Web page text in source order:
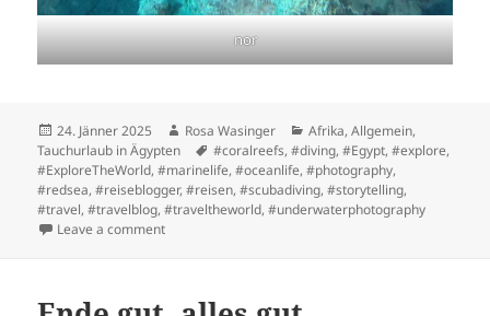
nor
Posted
on
24. Jänner 2025 Author
Rosa Wasinger Categories
Afrika,Allgemein,
Tauchurlaub in Ägypten
Tags
#coralreefs,#diving,#Egypt,#explore,
#ExploreTheWorld,#marinelife,#oceanlife,#photography,
#redsea,#reiseblogger,#reisen,#scubadiving,#storytelling,
#travel,#travelblog,#traveltheworld,#underwaterphotography
Leave a commenton Jeder Tauchgang ist ein Erlebnis